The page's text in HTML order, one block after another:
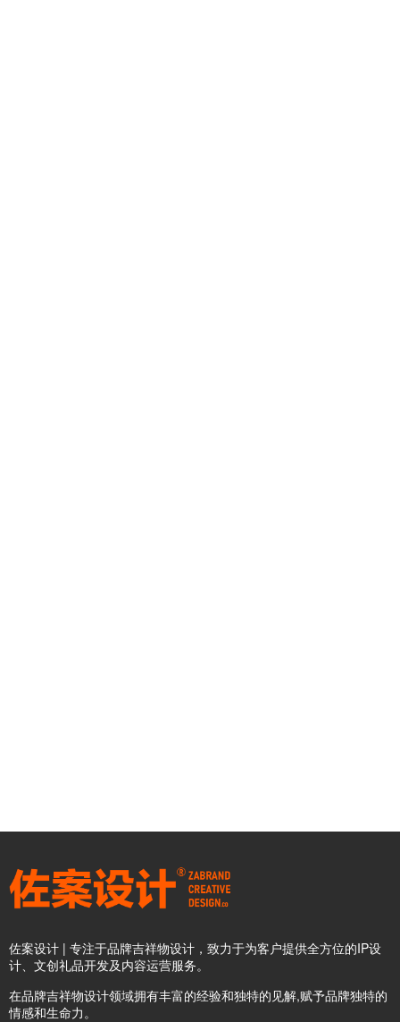
佐案设计 | 专注于品牌吉祥物设计，致力于为客户提供全方位的IP设
计、文创礼品开发及内容运营服务。
在品牌吉祥物设计领域拥有丰富的经验和独特的见解,赋予品牌独特的
情感和生命力。